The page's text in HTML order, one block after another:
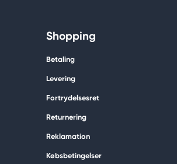
Shopping
Betaling
Levering
Fortrydelsesret
Returnering
Reklamation
Købsbetingelser